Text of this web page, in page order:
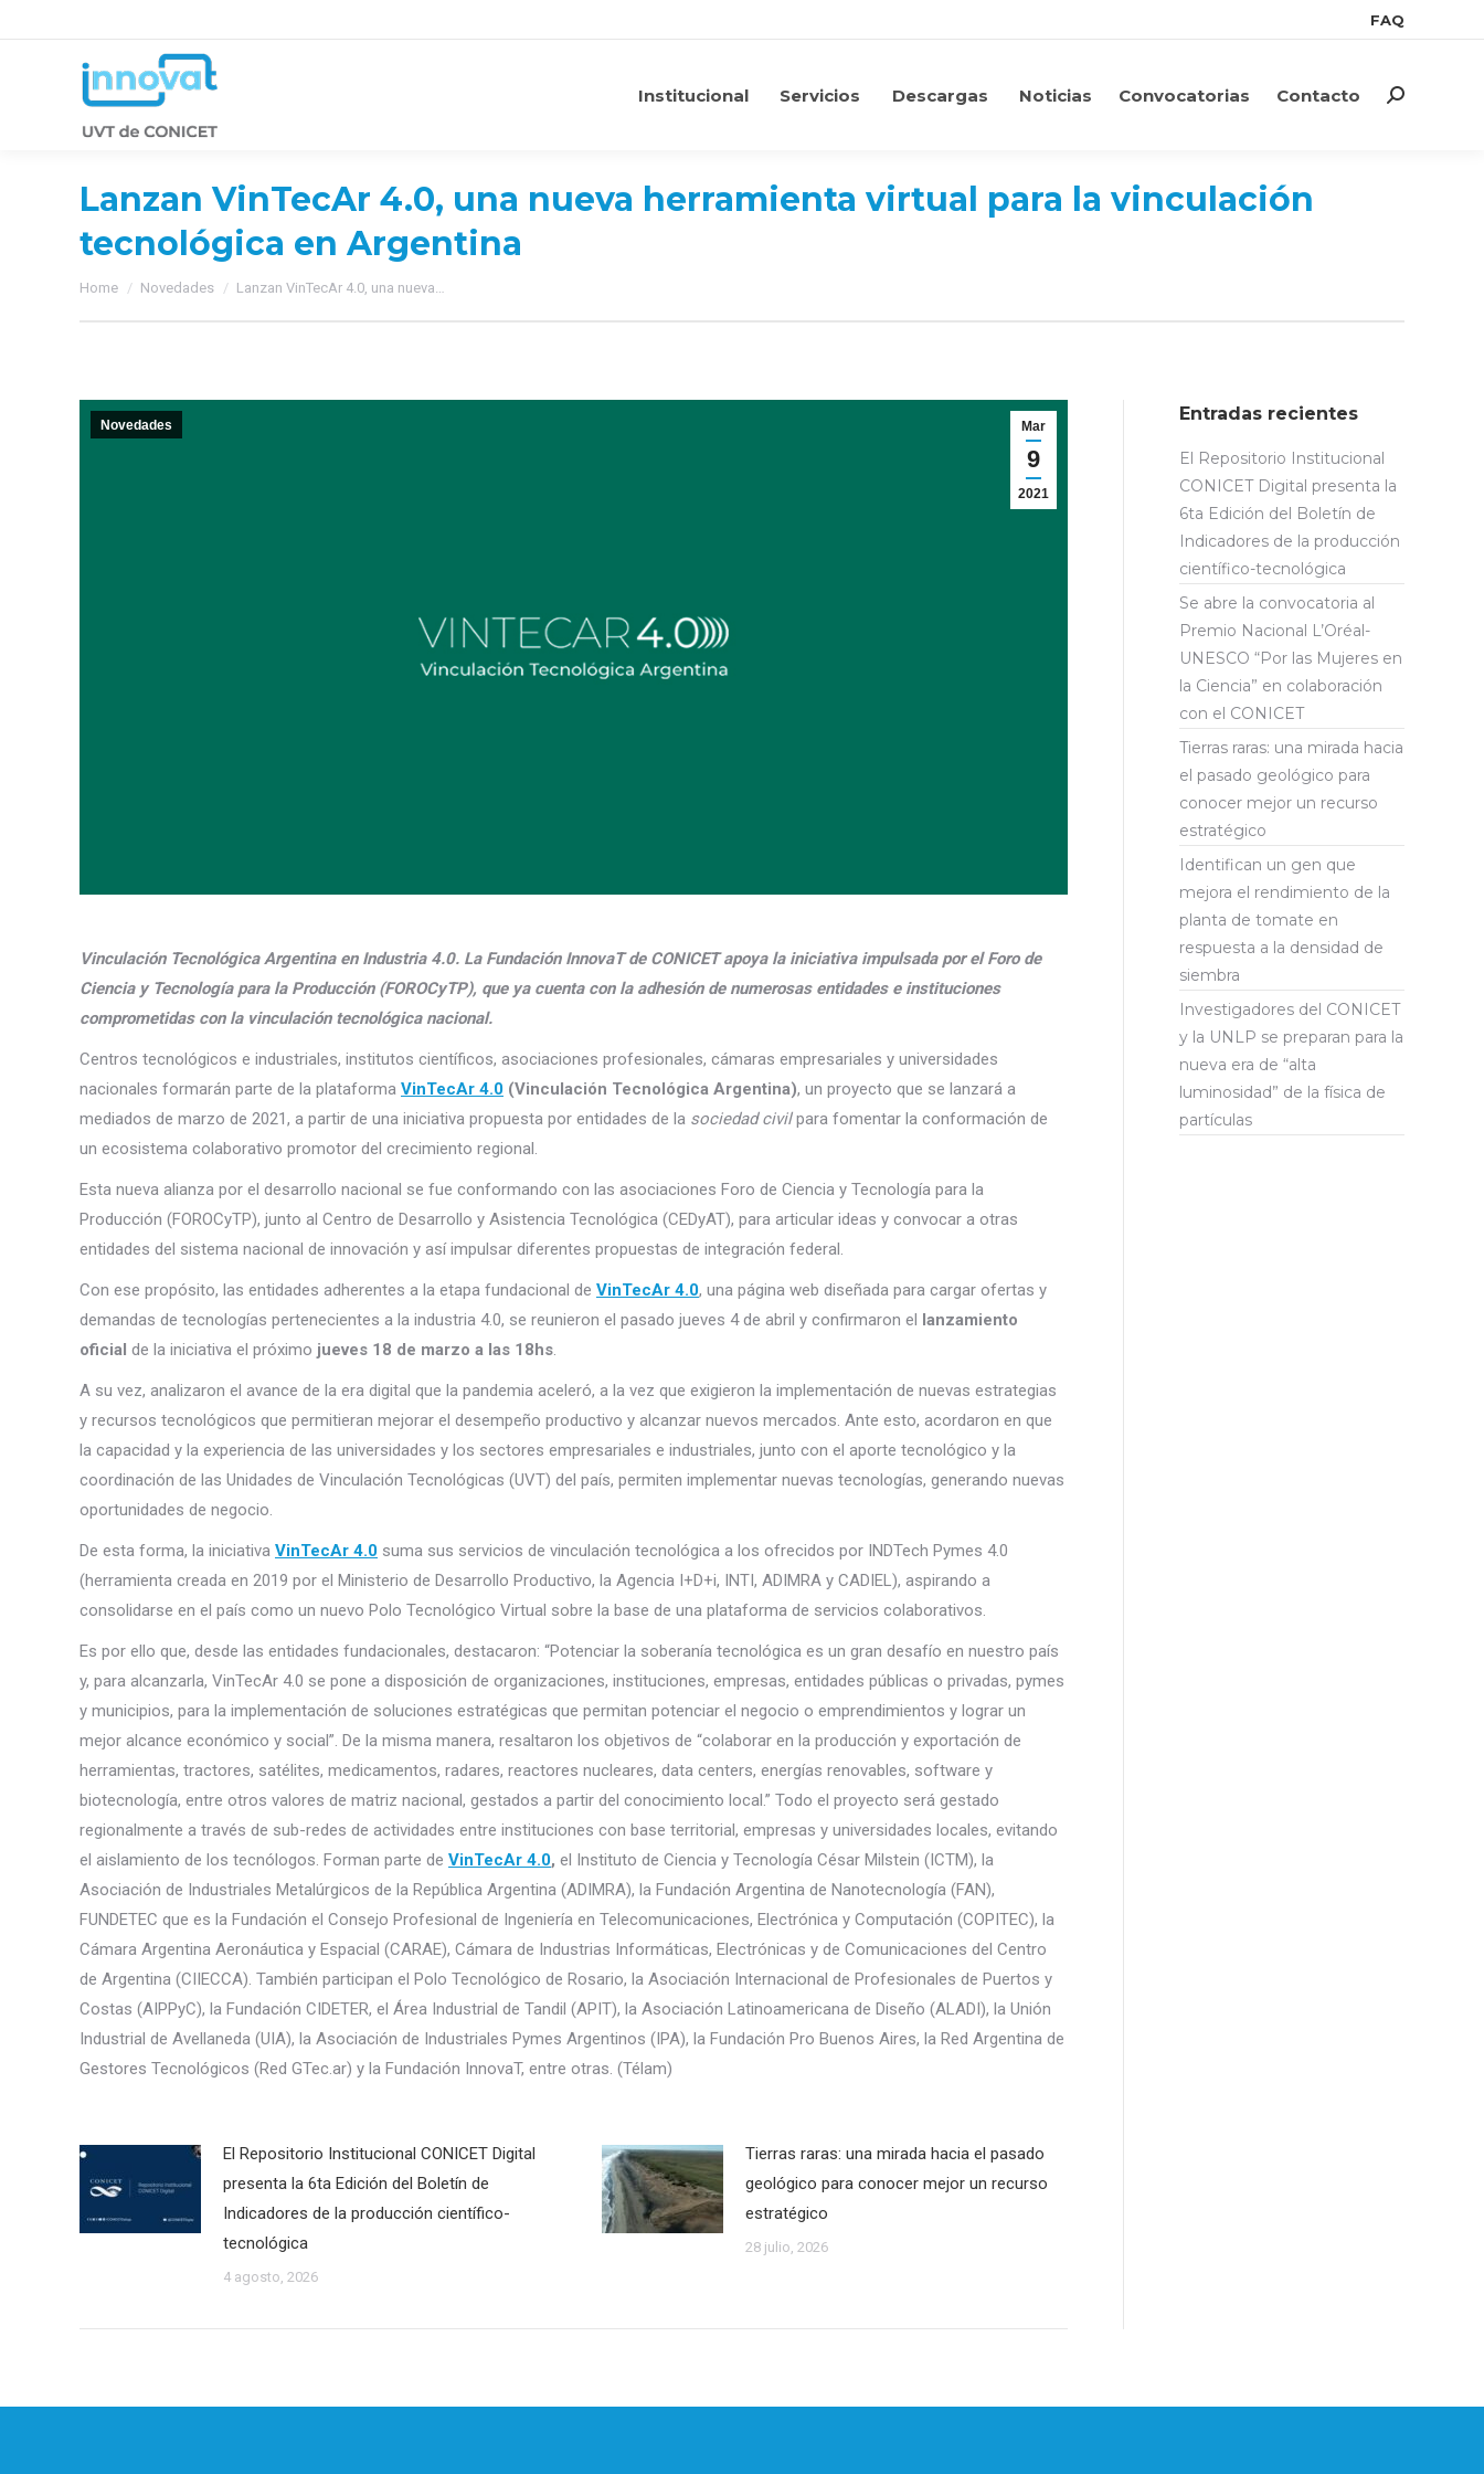
FAQ
Institucional Servicios Descargas Noticias Convocatorias Contacto Search:
Lanzan VinTecAr 4.0, una nueva herramienta virtual para la vinculación
tecnológica en Argentina
You are here:
Home Novedades Lanzan VinTecAr 4.0, una nueva…
Mar
9
2021
Novedades
Vinculación Tecnológica Argentina en Industria 4.0. La Fundación InnovaT de CONICET apoya la iniciativa impulsada por el Foro de
Ciencia y Tecnología para la Producción (FOROCyTP), que ya cuenta con la adhesión de numerosas entidades e instituciones
comprometidas con la vinculación tecnológica nacional.
Centros tecnológicos e industriales, institutos científicos, asociaciones profesionales, cámaras empresariales y universidades
nacionales formarán parte de la plataforma VinTecAr 4.0 (Vinculación Tecnológica Argentina), un proyecto que se lanzará a
mediados de marzo de 2021, a partir de una iniciativa propuesta por entidades de la sociedad civilpara fomentar la conformación de
un ecosistema colaborativo promotor del crecimiento regional.
Esta nueva alianza por el desarrollo nacional se fue conformando con las asociaciones Foro de Ciencia y Tecnología para la
Producción (FOROCyTP), junto al Centro de Desarrollo y Asistencia Tecnológica (CEDyAT), para articular ideas y convocar a otras
entidades del sistema nacional de innovación y así impulsar diferentes propuestas de integración federal.
Con ese propósito, las entidades adherentes a la etapa fundacional de VinTecAr 4.0, una página web diseñada para cargar ofertas y
demandas de tecnologías pertenecientes a la industria 4.0, se reunieron el pasado jueves 4 de abril y confirmaron el lanzamiento
oficial de la iniciativa el próximo jueves 18 de marzo a las 18hs
A su vez, analizaron el avance de la era digital que la pandemia aceleró, a la vez que exigieron la implementación de nuevas estrategias
y recursos tecnológicos que permitieran mejorar el desempeño productivo y alcanzar nuevos mercados. Ante esto, acordaron en que
la capacidad y la experiencia de las universidades y los sectores empresariales e industriales, junto con el aporte tecnológico y la
coordinación de las Unidades de Vinculación Tecnológicas (UVT) del país, permiten implementar nuevas tecnologías, generando nuevas
oportunidades de negocio.
De esta forma, la iniciativa VinTecAr 4.0 suma sus servicios de vinculación tecnológica a los ofrecidos por INDTech Pymes 4.0
(herramienta creada en 2019 por el Ministerio de Desarrollo Productivo, la Agencia I+D+i, INTI, ADIMRA y CADIEL), aspirando a
consolidarse en el país como un nuevo Polo Tecnológico Virtual sobre la base de una plataforma de servicios colaborativos.
Es por ello que, desde las entidades fundacionales, destacaron: “Potenciar la soberanía tecnológica es un gran desafío en nuestro país
y, para alcanzarla, VinTecAr 4.0 se pone a disposición de organizaciones, instituciones, empresas, entidades públicas o privadas, pymes
y municipios, para la implementación de soluciones estratégicas que permitan potenciar el negocio o emprendimientos y lograr un
mejor alcance económico y social”. De la misma manera, resaltaron los objetivos de “colaborar en la producción y exportación de
herramientas, tractores, satélites, medicamentos, radares, reactores nucleares, data centers, energías renovables, software y
biotecnología, entre otros valores de matriz nacional, gestados a partir del conocimiento local.” Todo el proyecto será gestado
regionalmente a través de sub-redes de actividades entre instituciones con base territorial, empresas y universidades locales, evitando
el aislamiento de los tecnólogos. Forman parte de VinTecAr 4.0, el Instituto de Ciencia y Tecnología César Milstein (ICTM), la
Asociación de Industriales Metalúrgicos de la República Argentina (ADIMRA), la Fundación Argentina de Nanotecnología (FAN),
FUNDETEC que es la Fundación el Consejo Profesional de Ingeniería en Telecomunicaciones, Electrónica y Computación (COPITEC), la
Cámara Argentina Aeronáutica y Espacial (CARAE), Cámara de Industrias Informáticas, Electrónicas y de Comunicaciones del Centro
de Argentina (CIIECCA). También participan el Polo Tecnológico de Rosario, la Asociación Internacional de Profesionales de Puertos y
Costas (AIPPyC), la Fundación CIDETER, el Área Industrial de Tandil (APIT), la Asociación Latinoamericana de Diseño (ALADI), la Unión
Industrial de Avellaneda (UIA), la Asociación de Industriales Pymes Argentinos (IPA), la Fundación Pro Buenos Aires, la Red Argentina de
Gestores Tecnológicos (Red GTec.ar) y la Fundación InnovaT, entre otras. (Télam)
El Repositorio Institucional CONICET Digital
presenta la 6ta Edición del Boletín de
Indicadores de la producción científico-
tecnológica
4 agosto, 2026
Tierras raras: una mirada hacia el pasado
geológico para conocer mejor un recurso
estratégico
28 julio, 2026
Entradas recientes
El Repositorio Institucional
CONICET Digital presenta la
6ta Edición del Boletín de
Indicadores de la producción
científico-tecnológica
Se abre la convocatoria al
Premio Nacional L’Oréal-
UNESCO “Por las Mujeres en
la Ciencia” en colaboración
con el CONICET
Tierras raras: una mirada hacia
el pasado geológico para
conocer mejor un recurso
estratégico
Identifican un gen que
mejora el rendimiento de la
planta de tomate en
respuesta a la densidad de
siembra
Investigadores del CONICET
y la UNLP se preparan para la
nueva era de “alta
luminosidad” de la física de
partículas
FAQ